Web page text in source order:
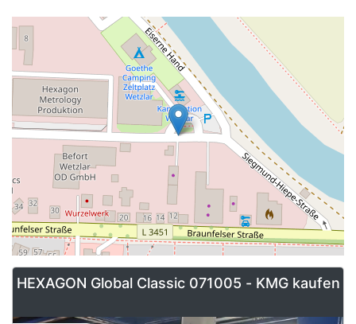
Geolocation
HEXAGON Global Classic 071005 - KMG kaufen